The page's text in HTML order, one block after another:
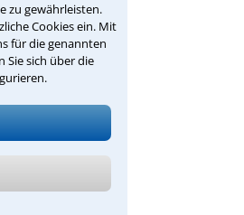
zu gewährleisten.
Cookies ein. Mit
für die genannten
Sie sich über die